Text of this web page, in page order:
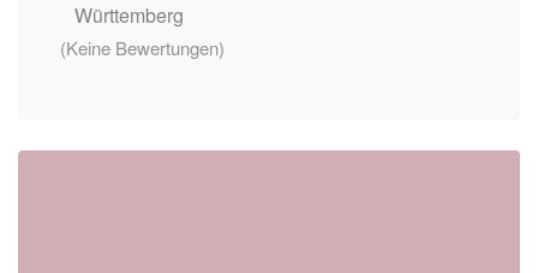
Württemberg
(Keine Bewertungen)